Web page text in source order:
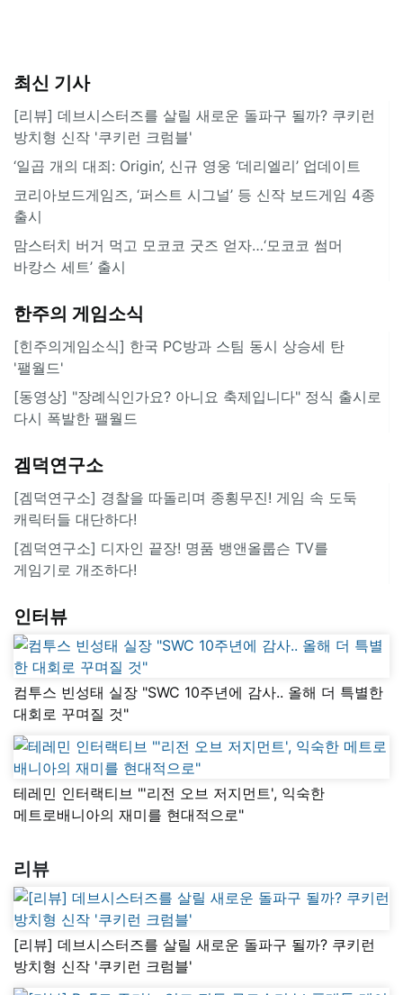
최신 기사
[리뷰] 데브시스터즈를 살릴 새로운 돌파구 될까? 쿠키런
방치형 신작 '쿠키런 크럼블'
‘일곱 개의 대죄: Origin’, 신규 영웅 ‘데리엘리’ 업데이트
코리아보드게임즈, ‘퍼스트 시그널’ 등 신작 보드게임 4종
출시
맘스터치 버거 먹고 모코코 굿즈 얻자…‘모코코 썸머
바캉스 세트’ 출시
한주의 게임소식
[힌주의게임소식] 한국 PC방과 스팀 동시 상승세 탄
'팰월드'
[동영상] "장례식인가요? 아니요 축제입니다" 정식 출시로
다시 폭발한 팰월드
겜덕연구소
[겜덕연구소] 경찰을 따돌리며 종횡무진! 게임 속 도둑
캐릭터들 대단하다!
[겜덕연구소] 디자인 끝장! 명품 뱅앤올룹슨 TV를
게임기로 개조하다!
인터뷰
컴투스 빈성태 실장 "SWC 10주년에 감사.. 올해 더 특별한
대회로 꾸며질 것"
테레민 인터랙티브 "'리전 오브 저지먼트', 익숙한
메트로배니아의 재미를 현대적으로"
리뷰
[리뷰] 데브시스터즈를 살릴 새로운 돌파구 될까? 쿠키런
방치형 신작 '쿠키런 크럼블'